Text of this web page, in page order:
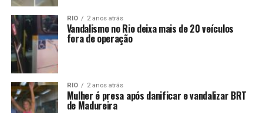
RIO 2 anos atrás
Vandalismo no Rio deixa mais de 20 veículos
fora de operação
RIO 2 anos atrás
Mulher é presa após danificar e vandalizar BRT
de Madureira